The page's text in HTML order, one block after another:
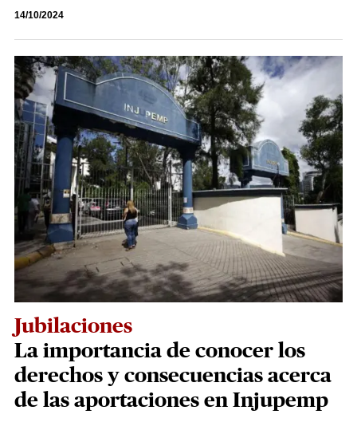
14/10/2024
Jubilaciones
La importancia de conocer los
derechos y consecuencias acerca
de las aportaciones en Injupemp